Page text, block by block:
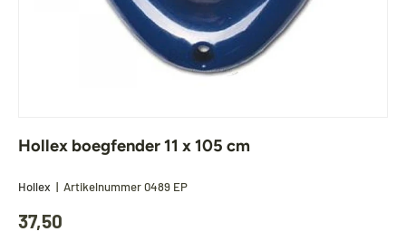
Hollex boegfender 11 x 105 cm
Hollex | Artikelnummer0489 EP
37,50